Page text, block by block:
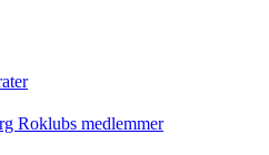
Roklubs medlemmer